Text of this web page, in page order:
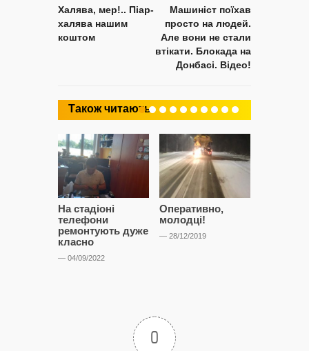
Халява, мер!.. Піар-
халява нашим
коштом
Машиніст поїхав
просто на людей.
Але вони не стали
втікати. Блокада на
Донбасі. Відео!
Також читають
На стадіоні
телефони
ремонтують дуже
класно
— 04/09/2022
Оперативно,
молодці!
— 28/12/2019
0